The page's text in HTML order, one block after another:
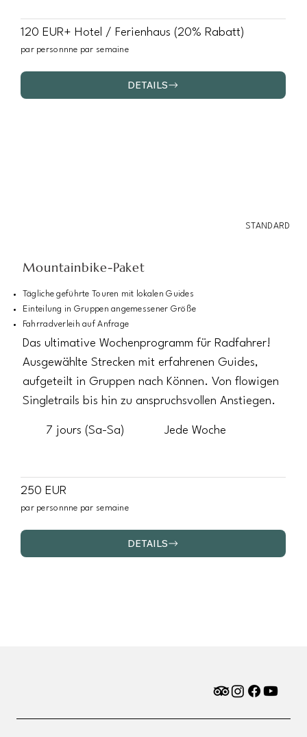
DETAILS
120 EUR+ Hotel / Ferienhaus (20% Rabatt)
par personnne par semaine
STANDARD
Mountainbike-Paket
7 jours (Sa-Sa) Jede Woche
Das ultimative Wochenprogramm für Radfahrer!
Ausgewählte Strecken mit erfahrenen Guides,
aufgeteilt in Gruppen nach Können. Von flowigen
Singletrails bis hin zu anspruchsvollen Anstiegen.
Tägliche geführte Touren mit lokalen Guides
Einteilung in Gruppen angemessener Größe
Fahrradverleih auf Anfrage
DETAILS
250 EUR
par personnne par semaine